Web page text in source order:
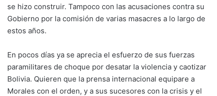
se hizo construir. Tampoco con las acusaciones contra su
Gobierno por la comisión de varias masacres a lo largo de
estos años.
En pocos días ya se aprecia el esfuerzo de sus fuerzas
paramilitares de choque por desatar la violencia y caotizar
Bolivia. Quieren que la prensa internacional equipare a
Morales con el orden, y a sus sucesores con la crisis y el